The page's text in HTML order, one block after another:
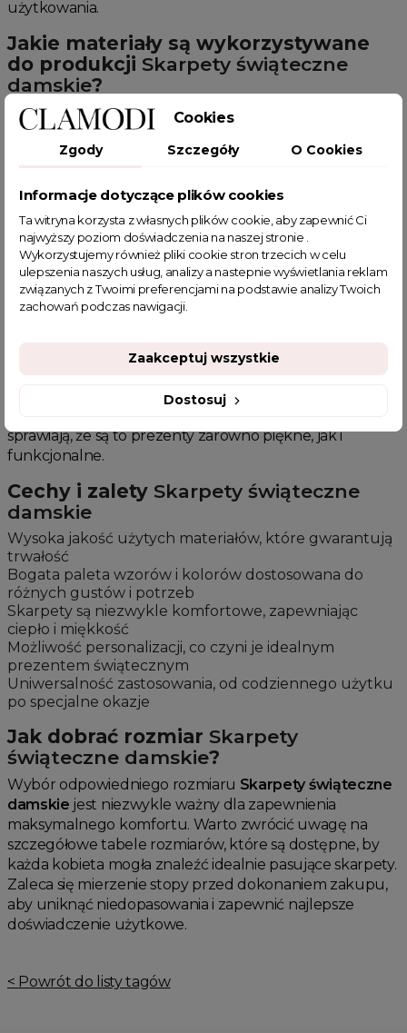
użytkowania.
Jakie materiały są wykorzystywane
do produkcji Skarpety świąteczne
damskie?
Materiały użyte do produkcjiSkarpety świąteczne
damskiesą starannie wybierane, aby zapewnić
najlepszy komfort i trwałość. Używane są głównie
zapewniają doskonałą oddychalność i izolację termiczną,
a także mieszanki syntetyczne, które dodają
elastyczności i trwałości skarpetkom.
CzySkarpety świąteczne damskieto
dobry pomysł na prezent?
Skarpety świąteczne damskie
szerokiej gamie wzorów i kolorów. Mogą być
pewnością zostanie doceniony przez każdą
sprawiają, że są to prezenty zarówno piękne, jak i
funkcjonalne.
Cechy i zalety Skarpety świąteczne
damskie
Wysoka jakość użytych materiałów, które gwarantują
trwałość
Bogata paleta wzorów i kolorów dostosowana do
różnych gustów i potrzeb
Skarpety są niezwykle komfortowe, zapewniając
ciepło i miękkość
Możliwość personalizacji, co czyni je idealnym
prezentem świątecznym
Uniwersalność zastosowania, od codziennego użytku
po specjalne okazje
Jak dobrać rozmiar Skarpety
świąteczne damskie?
Wybór odpowiedniego rozmiaru Skarpety świąteczne
damskie jest niezwykle ważny dla zapewnienia
maksymalnego komfortu. Warto zwrócić uwagę na
szczegółowe tabele rozmiarów, które są dostępne, by
każda kobieta mogła znaleźć idealnie pasujące skarpety.
Zaleca się mierzenie stopy przed dokonaniem zakupu,
aby uniknąć niedopasowania i zapewnić najlepsze
doświadczenie użytkowe.
< Powrót do listy tagów
Cookies
Zgody Szczegóły O Cookies
Informacje dotyczące plików cookies
Ta witryna korzysta z własnych plików cookie, aby zapewnić Ci
najwyższy poziom doświadczenia na naszej stronie .
Wykorzystujemy również pliki cookie stron trzecich w celu
ulepszenia naszych usług, analizy a nastepnie wyświetlania reklam
związanych z Twoimi preferencjami na podstawie analizy Twoich
zachowań podczas nawigacji.
Dostosuj
Zaakceptuj wszystkie